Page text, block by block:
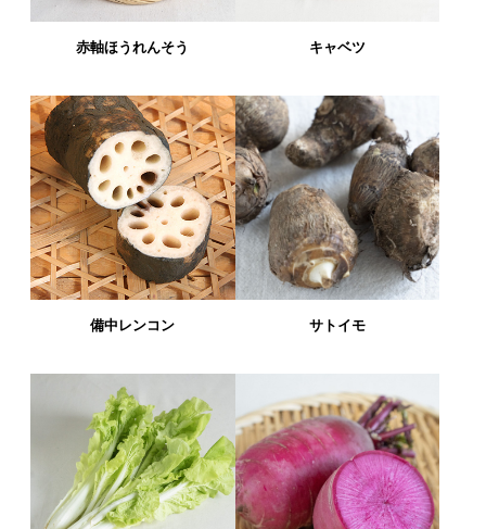
赤軸ほうれんそう キャベツ
備中レンコン サトイモ